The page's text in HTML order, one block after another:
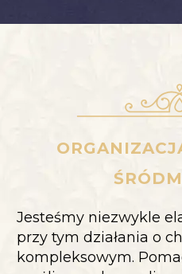
Jesteśmy niezwykle
przy tym działania o
kompleksowym.